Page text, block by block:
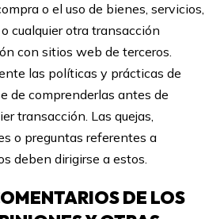
o el uso de bienes, servicios,
cualquier otra transacción
con sitios web de terceros.
las políticas y prácticas de
de comprenderlas antes de
transacción. Las quejas,
o preguntas referentes a
deben dirigirse a estos.
DE LOS